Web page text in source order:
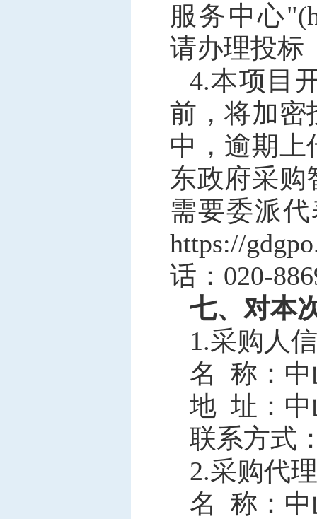
服务中心
请办理投标
4.本项目
前，将加密
中，逾期上
东政府采购
需要委派
https://
话：020-
七、对本
1.采购人
名 称：中
地 址：中
联系方式
2.采购代
名 称：中